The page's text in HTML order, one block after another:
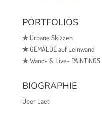
PORTFOLIOS
✯Urbane Skizzen
✯GEMÄLDE auf Leinwand
✯Wand- & Live- PAINTINGS
BIOGRAPHIE
Über Laeti